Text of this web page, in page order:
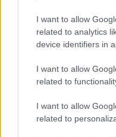
I want to allow
related to analytics
device identifiers in
I want to allow
related to
I want to allow
related to
Sok volt az
fizetéslevonást
kevesebbet vittek haza
A jászsági fideszes